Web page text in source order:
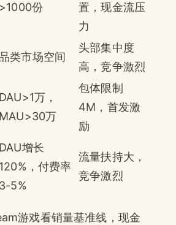
>1000份
置，现金流压
力
品类市场空间
头部集中度
高，竞争激烈
DAU>1万，
MAU>30万
包体限制
4M，首发激
励
DAU增长
120%，付费率
3-5%
流量扶持大，
竞争激烈
游戏看销量基准线，现金